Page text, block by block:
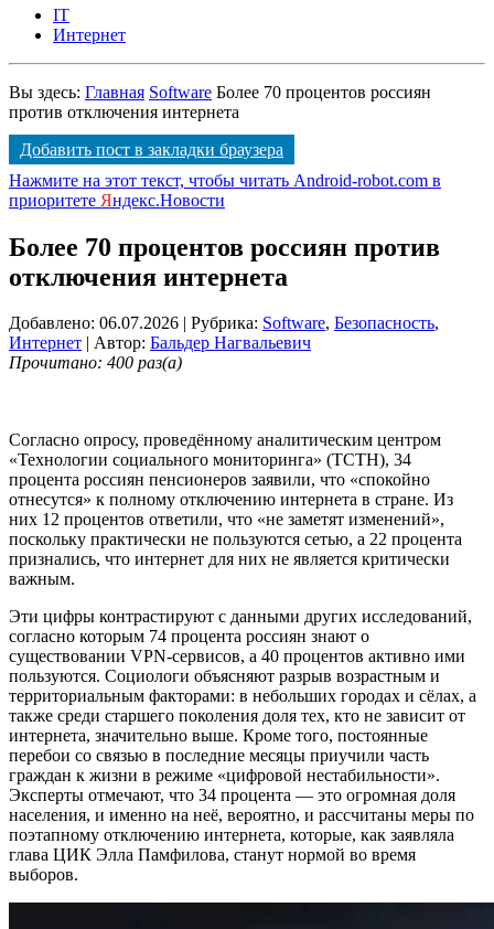
IT
Интернет
Вы здесь: Главная Software Более 70 процентов россиян
против отключения интернета
Добавить пост в закладки браузера
Нажмите на этот текст, чтобы читать Android-robot.com в
приоритете Яндекс.Новости
Более 70 процентов россиян против
отключения интернета
Добавлено: 06.07.2026 | Рубрика: Software, Безопасность,
Интернет | Автор: Бальдер Нагвальевич
Прочитано: 400 раз(а)
Согласно опросу, проведённому аналитическим центром
«Технологии социального мониторинга» (ТСТН), 34
процента россиян пенсионеров заявили, что «спокойно
отнесутся» к полному отключению интернета в стране. Из
них 12 процентов ответили, что «не заметят изменений»,
поскольку практически не пользуются сетью, а 22 процента
признались, что интернет для них не является критически
важным.
Эти цифры контрастируют с данными других исследований,
согласно которым 74 процента россиян знают о
существовании VPN-сервисов, а 40 процентов активно ими
пользуются. Социологи объясняют разрыв возрастным и
территориальным факторами: в небольших городах и сёлах, а
также среди старшего поколения доля тех, кто не зависит от
интернета, значительно выше. Кроме того, постоянные
перебои со связью в последние месяцы приучили часть
граждан к жизни в режиме «цифровой нестабильности».
Эксперты отмечают, что 34 процента — это огромная доля
населения, и именно на неё, вероятно, и рассчитаны меры по
поэтапному отключению интернета, которые, как заявляла
глава ЦИК Элла Памфилова, станут нормой во время
выборов.